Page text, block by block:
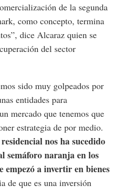
de la segunda
como concepto, termina
dice Alcaraz quien se
del sector
sido muy golpeados por
entidades para
mercado que tenemos que
estrategia de por medio.
nos ha sucedido
semáforo naranja en los
empezó a invertir en bienes
de que es una inversión